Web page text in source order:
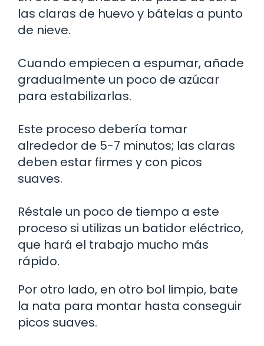
las claras de huevo y bátelas a punto
de nieve.
Cuando empiecen a espumar, añade
gradualmente un poco de azúcar
para estabilizarlas.
Este proceso debería tomar
alrededor de 5-7 minutos; las claras
deben estar firmes y con picos
suaves.
Réstale un poco de tiempo a este
proceso si utilizas un batidor eléctrico,
que hará el trabajo mucho más
rápido.
Por otro lado, en otro bol limpio, bate
la nata para montar hasta conseguir
picos suaves.